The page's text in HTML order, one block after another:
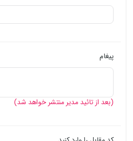
پیغام
(بعد از تائید مدیر منتشر خواهد شد)